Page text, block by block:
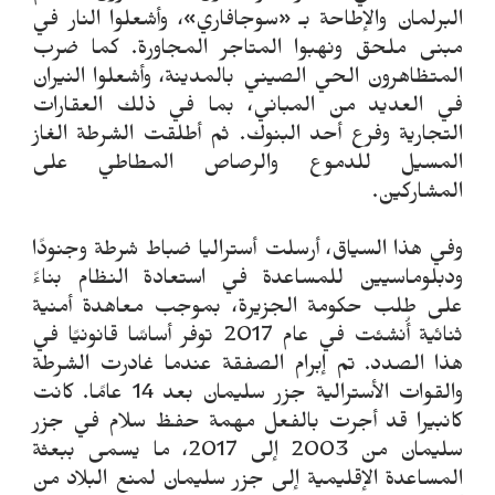
البرلمان والإطاحة بـ «سوجافاري»، وأشعلوا النار في
مبنى ملحق ونهبوا المتاجر المجاورة. كما ضرب
المتظاهرون الحي الصيني بالمدينة، وأشعلوا النيران
في العديد من المباني، بما في ذلك العقارات
التجارية وفرع أحد البنوك. ثم أطلقت الشرطة الغاز
المسيل للدموع والرصاص المطاطي على
المشاركين.
وفي هذا السياق، أرسلت أستراليا ضباط شرطة وجنودًا
ودبلوماسيين للمساعدة في استعادة النظام بناءً
على طلب حكومة الجزيرة، بموجب معاهدة أمنية
ثنائية أُنشئت في عام 2017 توفر أساسًا قانونيًا في
هذا الصدد. تم إبرام الصفقة عندما غادرت الشرطة
والقوات الأسترالية جزر سليمان بعد 14 عامًا. كانت
كانبيرا قد أجرت بالفعل مهمة حفظ سلام في جزر
سليمان من 2003 إلى 2017، ما يسمى ببعثة
المساعدة الإقليمية إلى جزر سليمان لمنع البلاد من